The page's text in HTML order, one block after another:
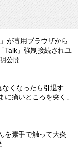
が専用ブラウザから
」強制接続されユ
公開
くなったら引退す
痛いところを突く」
を素手で触って大炎